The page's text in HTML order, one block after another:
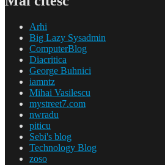
Arhi
Big Lazy Sysadmin
ComputerBlog
Diacritica
George Buhnici
iamntz
Mihai Vasilescu
mystreet7.com
nwradu
piticu
Sebi's blog
Technology Blog
zoso